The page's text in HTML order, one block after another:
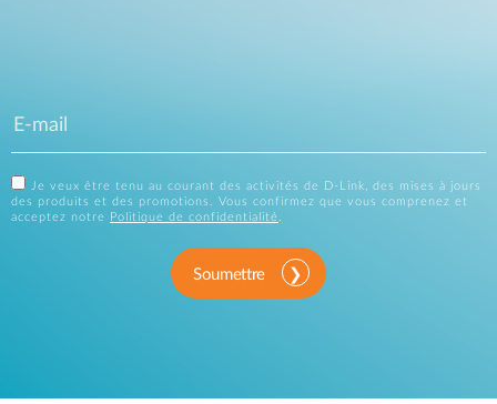
Je veux être tenu au courant des activités de D-Link, des mises à jours
des produits et des promotions. Vous confirmez que vous comprenez et
acceptez notre
Politique de confidentialité.
Soumettre